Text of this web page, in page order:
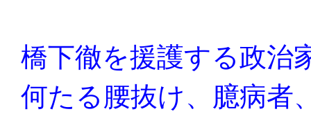
橋下徹を援護する政治
何たる腰抜け、臆病者